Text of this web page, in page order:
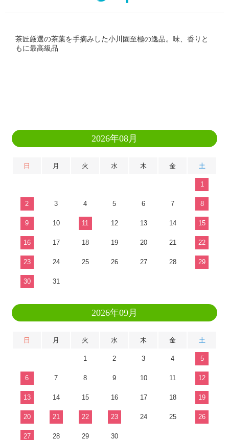
茶匠厳選の茶葉を手摘みした小川園至極の逸品。味、香りと
もに最高級品
2026年08月
日 月 火 水 木 金 土
1
2 3 4 5 6 7 8
9 10 11 12 13 14 15
16 17 18 19 20 21 22
23 24 25 26 27 28 29
30 31
2026年09月
日 月 火 水 木 金 土
1 2 3 4 5
6 7 8 9 10 11 12
13 14 15 16 17 18 19
20 21 22 23 24 25 26
27 28 29 30